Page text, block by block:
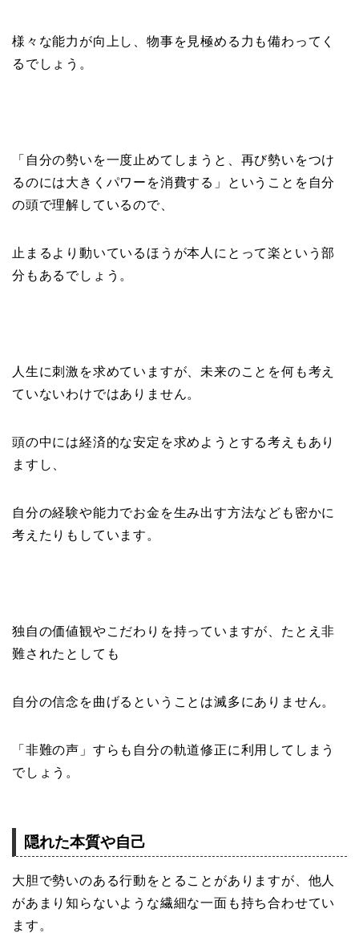
様々な能力が向上し、物事を見極める力も備わってく
るでしょう。
「自分の勢いを一度止めてしまうと、再び勢いをつけ
るのには大きくパワーを消費する」ということを自分
の頭で理解しているので、
止まるより動いているほうが本人にとって楽という部
分もあるでしょう。
人生に刺激を求めていますが、未来のことを何も考え
ていないわけではありません。
頭の中には経済的な安定を求めようとする考えもあり
ますし、
自分の経験や能力でお金を生み出す方法なども密かに
考えたりもしています。
独自の価値観やこだわりを持っていますが、たとえ非
難されたとしても
自分の信念を曲げるということは滅多にありません。
「非難の声」すらも自分の軌道修正に利用してしまう
でしょう。
隠れた本質や自己
大胆で勢いのある行動をとることがありますが、他人
があまり知らないような繊細な一面も持ち合わせてい
ます。